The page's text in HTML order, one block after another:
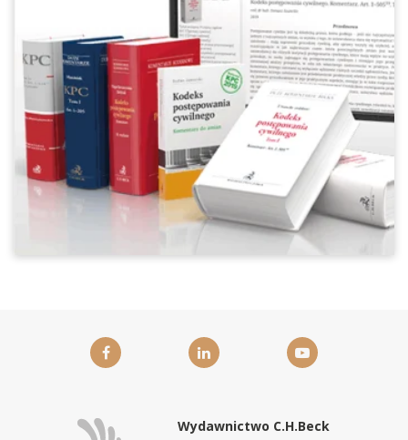
Wydawnictwo C.H.Beck